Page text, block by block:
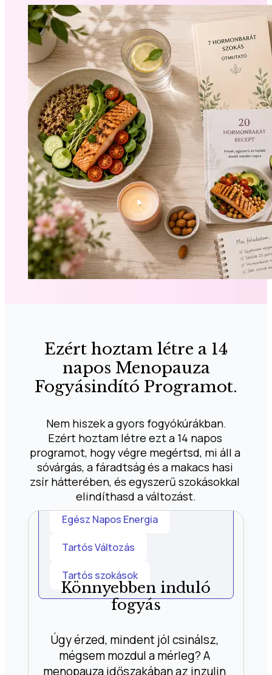
Könnyebb Fogyás
Egész Napos Energia
Tartós Változás
Tartós szokások
Könnyebben induló
fogyás
Úgy érzed, mindent jól csinálsz,
mégsem mozdul a mérleg? A
menopauza időszakában az inzulin
Ezért hoztam létre a 14
napos Menopauza
Fogyásindító Programot.
Nem hiszek a gyors fogyókúrákban.
Ezért hoztam létre ezt a 14 napos
programot, hogy végre megértsd, mi áll a
sóvárgás, a fáradtság és a makacs hasi
zsír hátterében, és egyszerű szokásokkal
elindíthasd a változást.